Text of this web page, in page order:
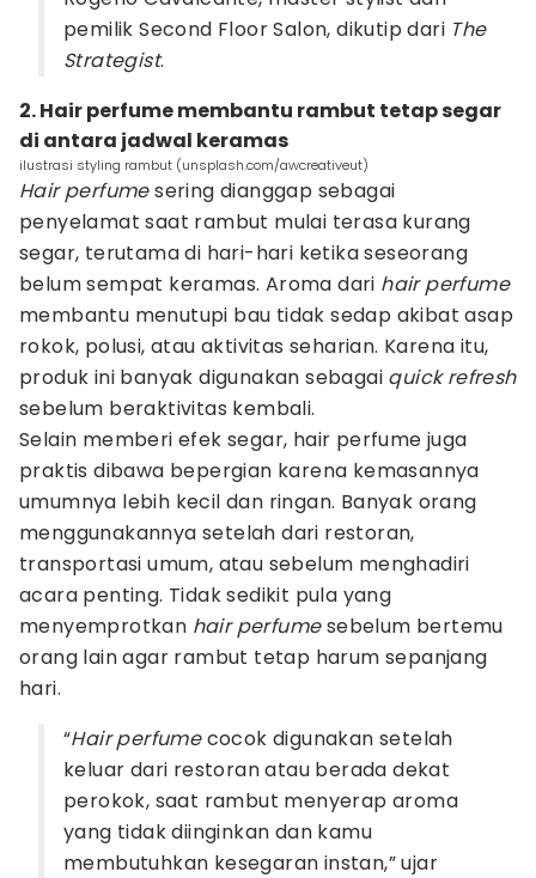
pemilik Second Floor Salon, dikutip dari The
Strategist.
2. Hair perfume membantu rambut tetap segar
di antara jadwal keramas
ilustrasi styling rambut (unsplash.com/awcreativeut)
Hair perfumesering dianggap sebagai
penyelamat saat rambut mulai terasa kurang
segar, terutama di hari-hari ketika seseorang
belum sempat keramas. Aroma dari hair perfume
membantu menutupi bau tidak sedap akibat asap
rokok, polusi, atau aktivitas seharian. Karena itu,
produk ini banyak digunakan sebagai quick refresh
sebelum beraktivitas kembali.
Selain memberi efek segar, hair perfume juga
praktis dibawa bepergian karena kemasannya
umumnya lebih kecil dan ringan. Banyak orang
menggunakannya setelah dari restoran,
transportasi umum, atau sebelum menghadiri
acara penting. Tidak sedikit pula yang
menyemprotkan hair perfumesebelum bertemu
orang lain agar rambut tetap harum sepanjang
hari.
“Hair perfumecocok digunakan setelah
keluar dari restoran atau berada dekat
perokok, saat rambut menyerap aroma
yang tidak diinginkan dan kamu
membutuhkan kesegaran instan,” ujar